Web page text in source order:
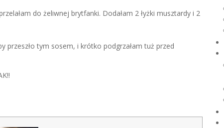
do żeliwnej brytfanki. Dodałam 2 łyżki musztardy i 2
przeszło tym sosem, i krótko podgrzałam tuż przed